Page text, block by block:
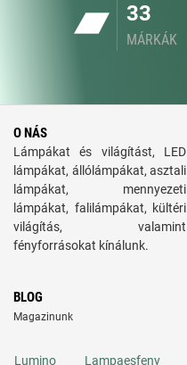
33
MÁRKÁK
O NÁS
Lámpákat és világítást, LED
lámpákat, állólámpákat, asztali
lámpákat, mennyezeti
lámpákat, falilámpákat, kültéri
világítás, valamint
fényforrásokat kínálunk.
BLOG
Magazinunk
Lumino Lampaesfeny